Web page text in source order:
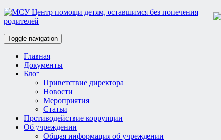
Toggle navigation
Главная
Документы
Блог
Приветствие директора
Новости
Мероприятия
Статьи
Противодействие коррупции
Об учреждении
Общая информация об учреждении